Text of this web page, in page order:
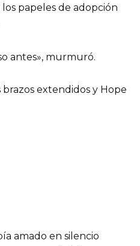
papeles de adopción
antes», murmuró.
extendidos y Hope
amado en silencio